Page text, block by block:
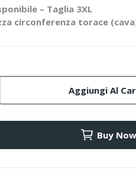
– Taglia 3XL
circonferenza torace
Aggiungi Al
Buy Now